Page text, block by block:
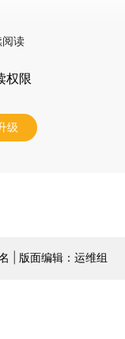
阅读
权限
级
| 版面编辑：运维组